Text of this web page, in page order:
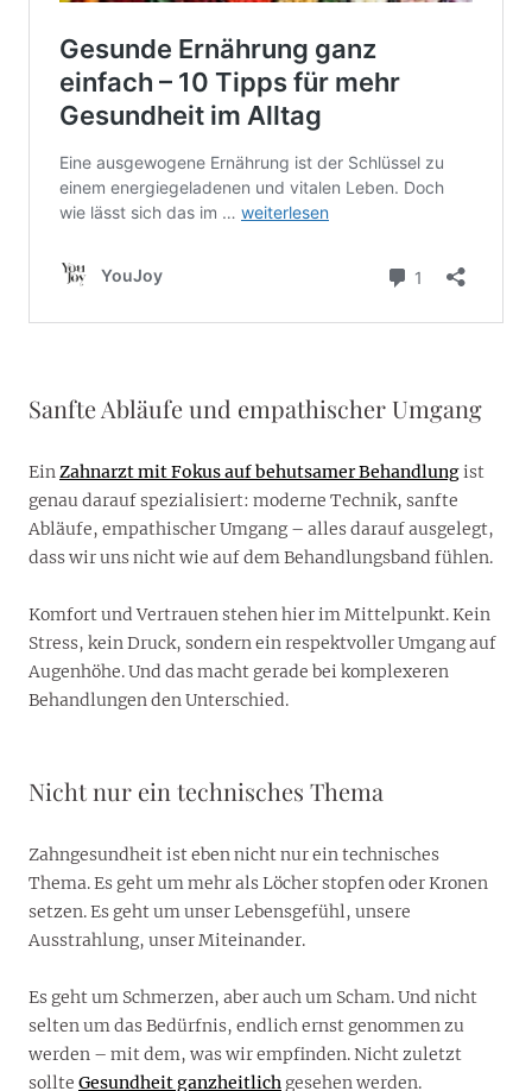
Sanfte Abläufe und empathischer Umgang
EinZahnarzt mit Fokus auf behutsamer Behandlungist
genau darauf spezialisiert: moderne Technik, sanfte
Abläufe, empathischer Umgang – alles darauf ausgelegt,
dass wir uns nicht wie auf dem Behandlungsband fühlen.
Komfort und Vertrauen stehen hier im Mittelpunkt. Kein
Stress, kein Druck, sondern ein respektvoller Umgang auf
Augenhöhe. Und das macht gerade bei komplexeren
Behandlungen den Unterschied.
Nicht nur ein technisches Thema
Zahngesundheit ist eben nicht nur ein technisches
Thema. Es geht um mehr als Löcher stopfen oder Kronen
setzen. Es geht um unser Lebensgefühl, unsere
Ausstrahlung, unser Miteinander.
Es geht um Schmerzen, aber auch um Scham. Und nicht
selten um das Bedürfnis, endlich ernst genommen zu
werden – mit dem, was wir empfinden. Nicht zuletzt
sollte Gesundheit ganzheitlich gesehen werden.